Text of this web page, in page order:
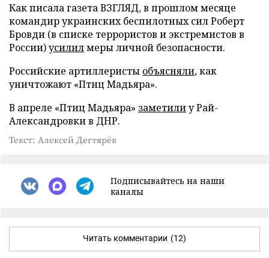
Как писала газета ВЗГЛЯД, в прошлом месяце
командир украинских беспилотных сил Роберт
Бровди (в списке террористов и экстремистов в
России)усилилмеры личной безопасности.
Российские артиллеристы объясняли, как
уничтожают «Птиц Мадьяра».
В апреле «Птиц Мадьяра» заметилиу Рай-
Александровки в ДНР.
Текст: Алексей Дегтярёв
Подписывайтесь на наши
каналы
Читать комментарии (12)